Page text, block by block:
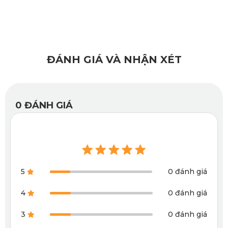
phẩm. Thông số kỹ thuật của thảm lót ô tô thường chỉ rõ các
Vì vậy, việc trang bị kiến thức về thông số kỹ thuật khi mua
an toàn cho bản thân khi sử dụng. Cũng nhờ đó, bạn có thể
phân biệt được những sản phẩm kém chất lượng, cũng như
ĐÁNH GIÁ VÀ NHẬN XÉT
0 ĐÁNH GIÁ
5 0 đánh giá
4 0 đánh giá
3 0 đánh giá